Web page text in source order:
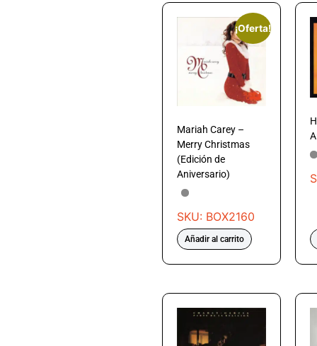
¡Oferta!
Mariah Carey –
Merry Christmas
(Edición de
Aniversario)
SKU: BOX2160
Añadir al carrito